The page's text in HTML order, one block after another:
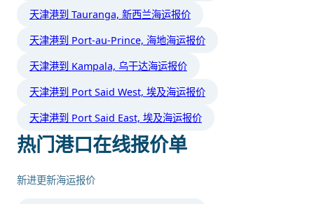
天津港到 Tauranga, 新西兰海运报价
天津港到 Port-au-Prince, 海地海运报价
天津港到 Kampala, 乌干达海运报价
天津港到 Port Said West, 埃及海运报价
天津港到 Port Said East, 埃及海运报价
热门港口在线报价单
新进更新海运报价